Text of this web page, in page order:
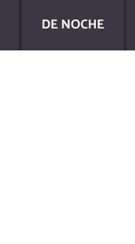
DE NOCHE